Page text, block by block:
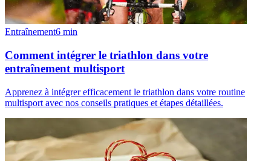
Entraînement6 min
Comment intégrer le triathlon dans votre
entraînement multisport
Apprenez à intégrer efficacement le triathlon dans votre routine
multisport avec nos conseils pratiques et étapes détaillées.